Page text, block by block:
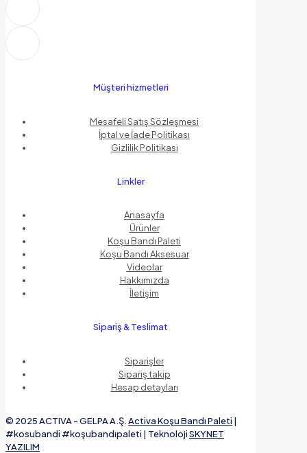
Müşteri hizmetleri
Mesafeli Satış Sözleşmesi
İptal ve İade Politikası
Gizlilik Politikası
Linkler
Anasayfa
Ürünler
Koşu Bandı Paleti
Koşu Bandı Aksesuar
Videolar
Hakkımızda
İletişim
Sipariş & Teslimat
Siparişler
Sipariş takip
Hesap detayları
© 2025 ACTIVA - GELPA A.Ş.Activa Koşu Bandı Paleti |
#kosubandi #koşubandıpaleti | TeknolojiSKYNET
YAZILIM